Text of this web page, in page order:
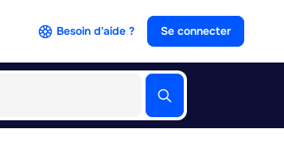
Besoin d'aide ? Se connecter